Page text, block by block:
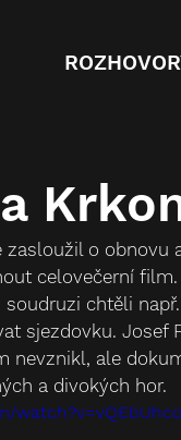
zasloužil o
celovečerní
chtěli
sjezdovku. Josef
nevznikl, ale
a divokých hor.